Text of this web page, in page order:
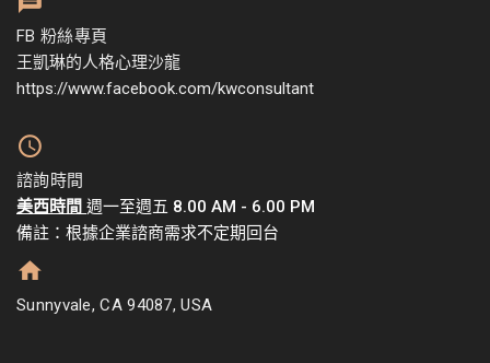
FB 粉絲專頁
王凱琳的人格心理沙龍
https://www.facebook.com/kwconsultant
諮詢時間
美西時間 週一至週五 8.00 AM - 6.00 PM
備註：根據企業諮商需求不定期回台
Sunnyvale, CA 94087, USA